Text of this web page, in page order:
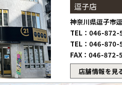
逗子店
神奈川県逗子市
TEL：046-872-
TEL：046-870-
FAX：046-872-
店舗情報を見